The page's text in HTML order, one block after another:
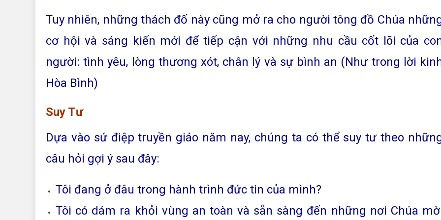
Tuy nhiên, những thách đố này cũng mở ra cho người tông đồ Chúa
cơ hội và sáng kiến mới để tiếp cận với những nhu cầu cốt lõi của
người: tình yêu, lòng thương xót, chân lý và sự bình an (Như trong lời
Hòa Bình)
Suy Tư
Dựa vào sứ điệp truyền giáo năm nay, chúng ta có thể suy tư theo
câu hỏi gợi ý sau đây:
Tôi đang ở đâu trong hành trình đức tin của mình?
Tôi có dám ra khỏi vùng an toàn và sẵn sàng đến những nơi Chúa